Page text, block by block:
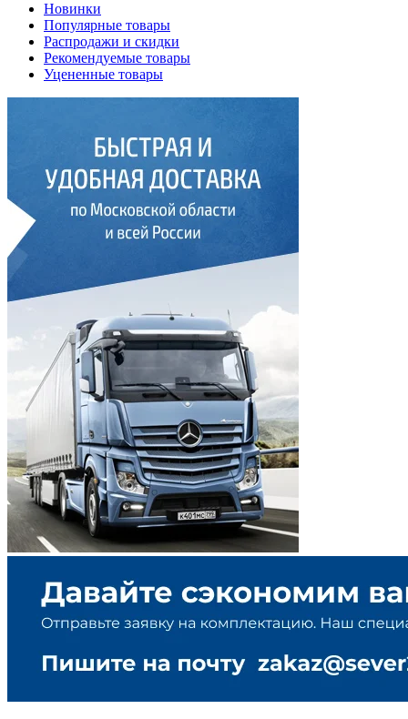
Новинки
Популярные товары
Распродажи и скидки
Рекомендуемые товары
Уцененные товары